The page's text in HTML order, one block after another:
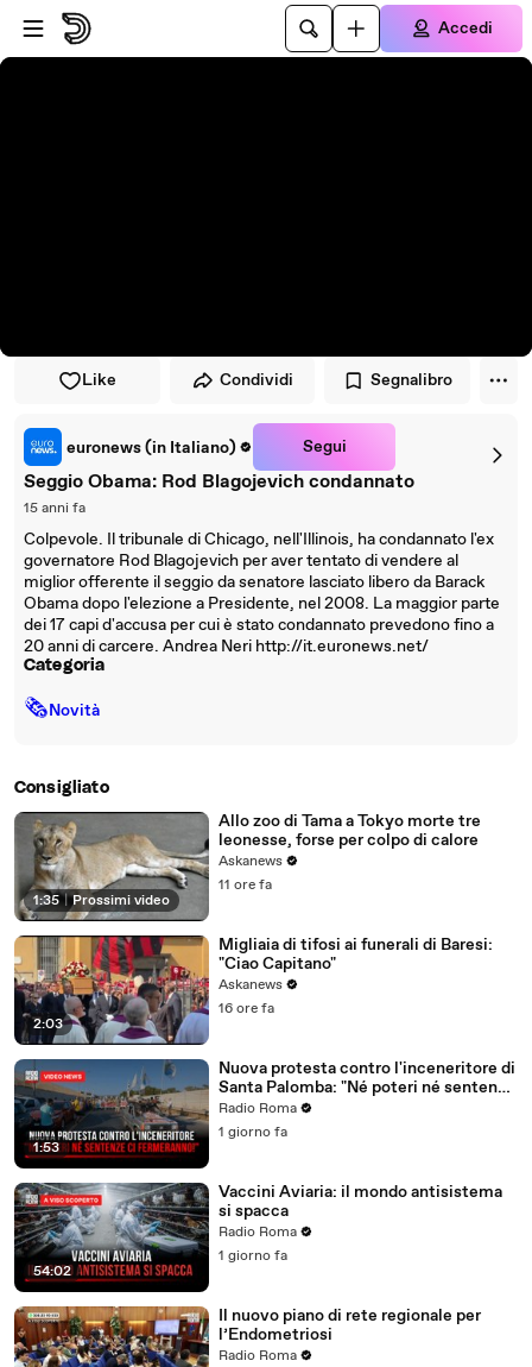
Vai al lettore
Passa al contenuto principale
Accedi
Like Condividi Segnalibro
euronews (in Italiano) Segui
Seggio Obama: Rod Blagojevich condannato
15 anni fa
Colpevole. Il tribunale di Chicago, nell'Illinois, ha condannato l'ex
governatore Rod Blagojevich per aver tentato di vendere al
miglior offerente il seggio da senatore lasciato libero da Barack
Obama dopo l'elezione a Presidente, nel 2008. La maggior parte
dei 17 capi d'accusa per cui è stato condannato prevedono fino a
20 anni di carcere. Andrea Neri http://it.euronews.net/
Categoria
🗞Novità
Consigliato
1:35 | Prossimi video
Allo zoo di Tama a Tokyo morte tre
leonesse, forse per colpo di calore
Askanews
11 ore fa
2:03
Migliaia di tifosi ai funerali di Baresi:
"Ciao Capitano"
Askanews
16 ore fa
1:53
Nuova protesta contro l'inceneritore di
Santa Palomba: "Né poteri né sentenze
ci fermeranno!"
Radio Roma
1 giorno fa
54:02
Vaccini Aviaria: il mondo antisistema
si spacca
Radio Roma
1 giorno fa
Il nuovo piano di rete regionale per
l’Endometriosi
Radio Roma